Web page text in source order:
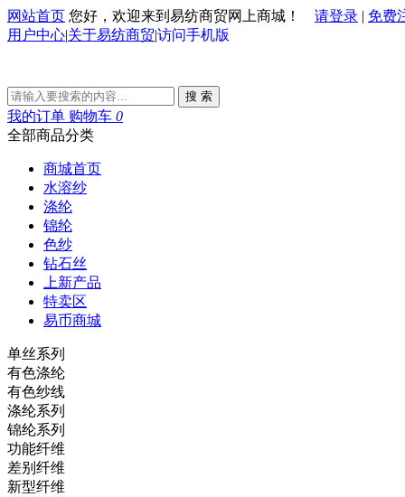
网站首页 您好，欢迎来到易纺商贸网上商城！ 请登录 | 免费
用户中心|关于易纺商贸|访问手机版
搜 索
我的订单 购物车 0
全部商品分类
商城首页
水溶纱
涤纶
锦纶
色纱
钻石丝
上新产品
特卖区
易币商城
单丝系列
有色涤纶
有色纱线
涤纶系列
锦纶系列
功能纤维
差别纤维
新型纤维